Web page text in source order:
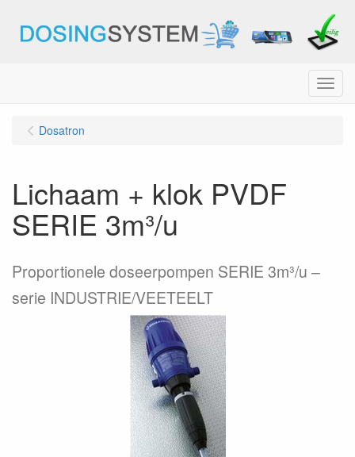
Menu
Dosatron
Lichaam + klok PVDF
SERIE 3m³/u
Proportionele doseerpompen SERIE 3m³/u –
serie INDUSTRIE/VEETEELT